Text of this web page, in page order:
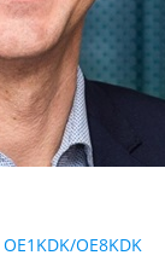
OE1KDK/OE8KDK